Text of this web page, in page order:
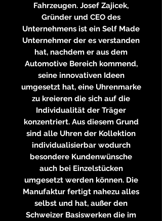
Fahrzeugen. Josef Zajicek,
Gründer und CEO des
Unternehmens ist ein Self Made
Unternehmer der es verstanden
hat, nachdem er aus dem
Automotive Bereich kommend,
seine innovativen Ideen
umgesetzt hat, eine Uhrenmarke
zu kreieren die sich auf die
Individualität der Träger
konzentriert. Aus diesem Grund
sind alle Uhren der Kollektion
individualisierbar wodurch
besondere Kundenwünsche
auch bei Einzelstücken
umgesetzt werden können. Die
Manufaktur fertigt nahezu alles
selbst und hat, außer den
Schweizer Basiswerken die im